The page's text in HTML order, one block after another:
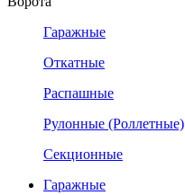
Гаражные
Откатные
Распашные
Рулонные (Роллетные)
Секционные
Гаражные